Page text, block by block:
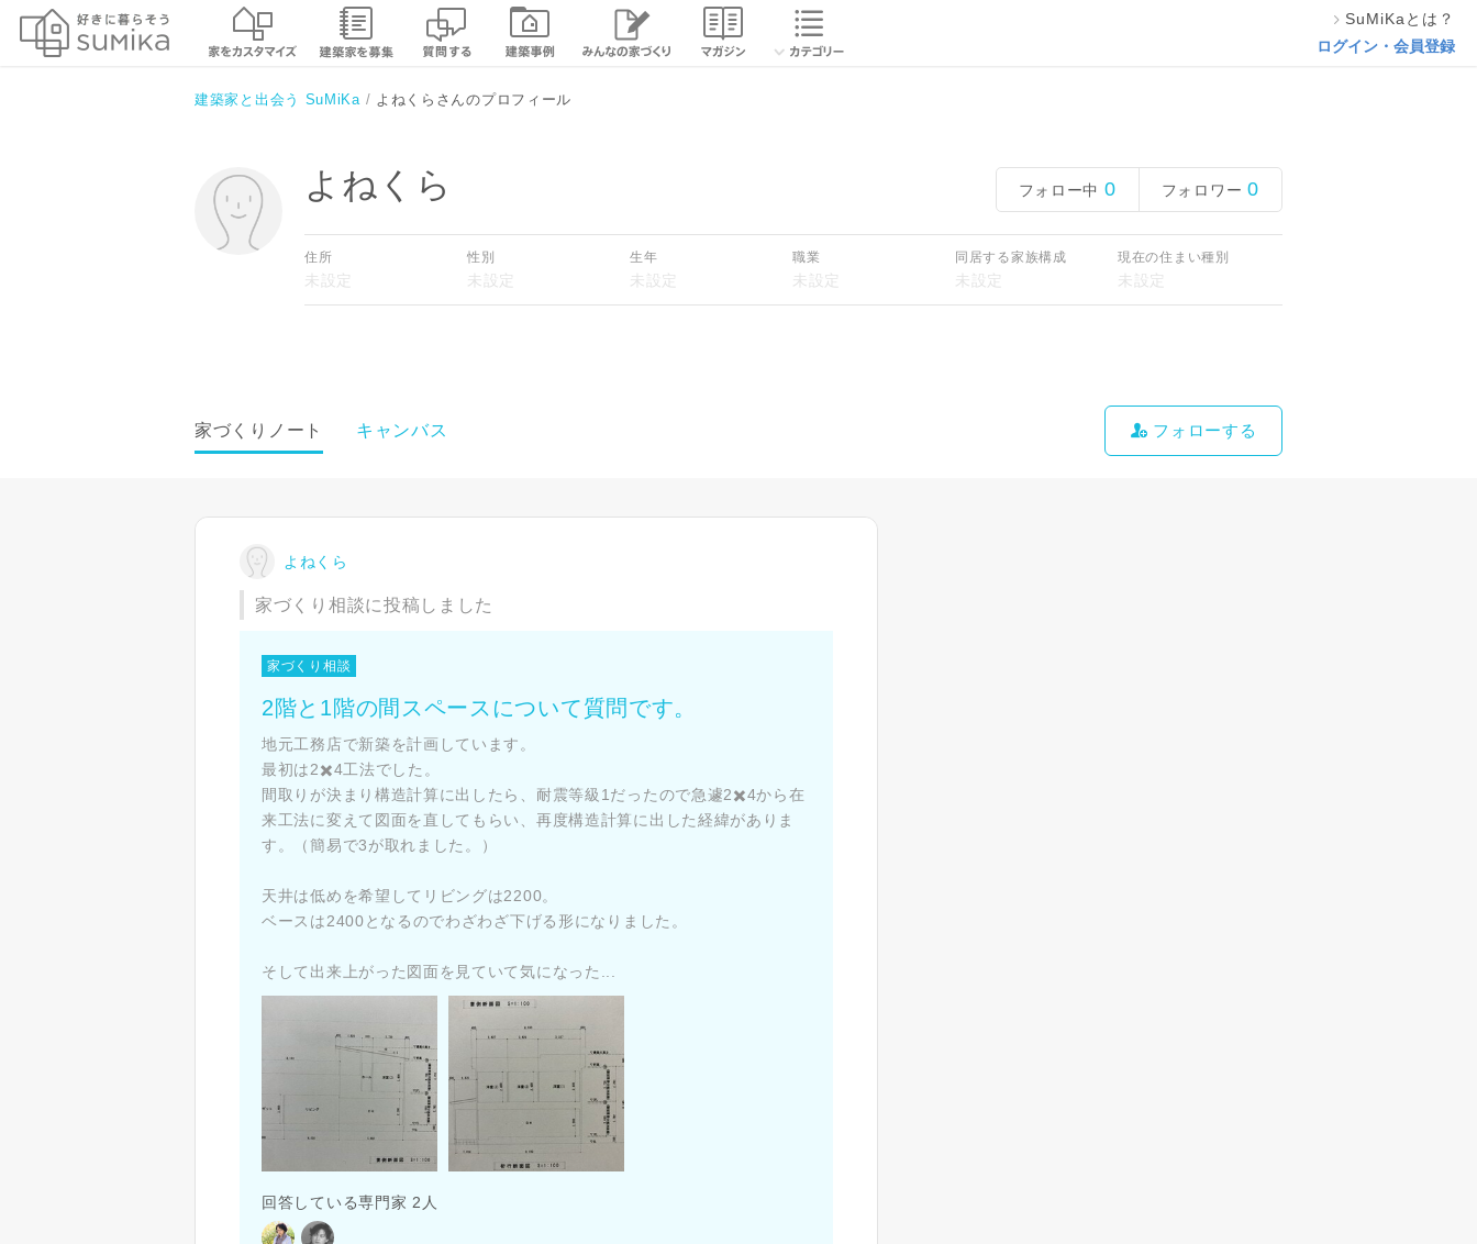
SuMiKaとは？
ログイン・会員登録
建築家と出会う SuMiKa よねくらさんのプロフィール
よねくら フォロー中 0 フォロワー 0
住所 性別 生年 職業 同居する家族構成 現在の住まい種別
家づくりノート キャンバス フォローする
よねくら
家づくり相談に投稿しました
家づくり相談
2階と1階の間スペースについて質問です。
地元工務店で新築を計画しています。
最初は2✖️4工法でした。
間取りが決まり構造計算に出したら、耐震等級1だったので急遽2✖️4から在
来工法に変えて図面を直してもらい、再度構造計算に出した経緯がありま
す。（簡易で3が取れました。）
天井は低めを希望してリビングは2200。
ベースは2400となるのでわざわざ下げる形になりました。
そして出来上がった図面を見ていて気になった...
回答している専門家 2人